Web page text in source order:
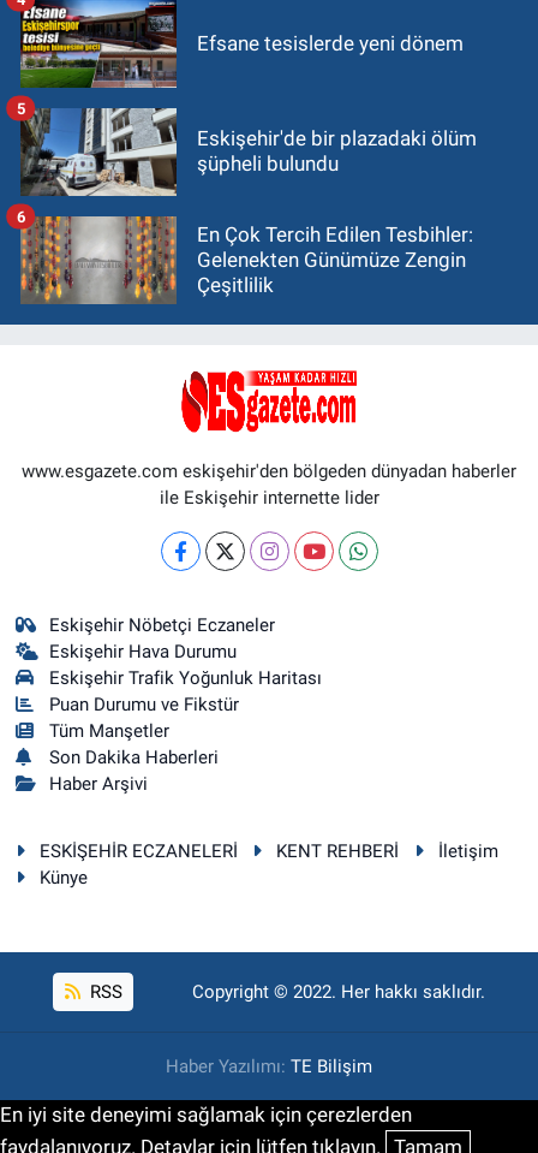
Efsane tesislerde yeni dönem
Eskişehir'de bir plazadaki ölüm
şüpheli bulundu
5
En Çok Tercih Edilen Tesbihler:
Gelenekten Günümüze Zengin
Çeşitlilik
6
www.esgazete.com eskişehir'den bölgeden dünyadan haberler
ile Eskişehir internette lider
Eskişehir Nöbetçi Eczaneler
Eskişehir Hava Durumu
Eskişehir Trafik Yoğunluk Haritası
Puan Durumu ve Fikstür
Tüm Manşetler
Son Dakika Haberleri
Haber Arşivi
ESKİŞEHİR ECZANELERİ KENT REHBERİ
İletişim
Künye
RSS Copyright © 2022. Her hakkı saklıdır.
Haber Yazılımı: TE Bilişim
En iyi site deneyimi sağlamak için çerezlerden
faydalanıyoruz. Detaylar için lütfen tıklayın. Tamam